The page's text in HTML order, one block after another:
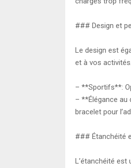
### Design et
Le design est
et à vos activités.
– **Sportifs**:
– **Élégance au
bracelet pour
### Étanchéité
L’étanchéité